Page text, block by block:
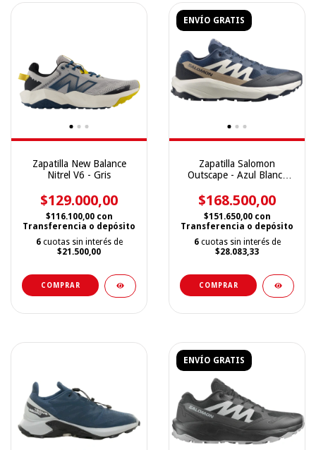
Zapatilla New Balance
Nitrel V6 - Gris
$129.000,00
$116.100,00 con
Transferencia o depósito
6 cuotas sin interés de
$21.500,00
COMPRAR
ENVÍO GRATIS
Zapatilla Salomon
Outscape - Azul Blanca
$168.500,00
$151.650,00 con
Transferencia o depósito
6 cuotas sin interés de
$28.083,33
COMPRAR
ENVÍO GRATIS